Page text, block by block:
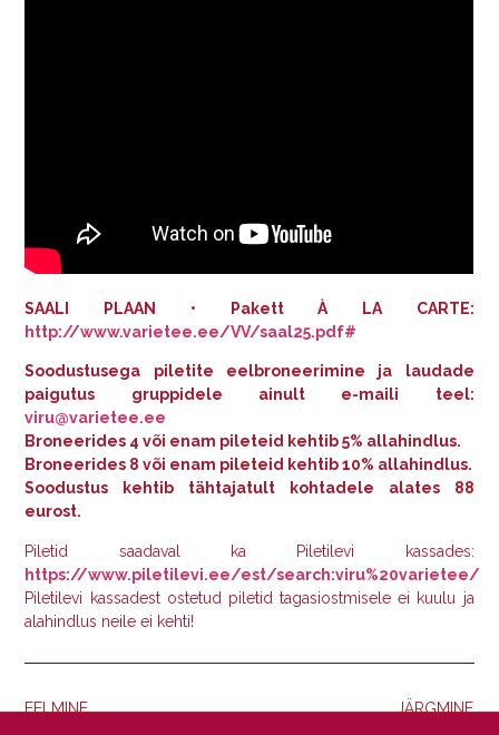
SAALI PLAAN • Pakett À LA CARTE:
http://www.varietee.ee/VV/saal25.pdf#
Soodustusega piletite eelbroneerimine ja laudade
paigutus gruppidele ainult e-maili teel:
viru@varietee.ee
Broneerides 4 või enam pileteid kehtib 5% allahindlus.
Broneerides 8 või enam pileteid kehtib 10% allahindlus.
Soodustus kehtib tähtajatult kohtadele alates 88
eurost.
Piletid saadaval ka Piletilevi kassades:
https://www.piletilevi.ee/est/search:viru%20varietee/
Piletilevi kassadest ostetud piletid tagasiostmisele ei kuulu ja
alahindlus neile ei kehti!
EELMINE JÄRGMINE